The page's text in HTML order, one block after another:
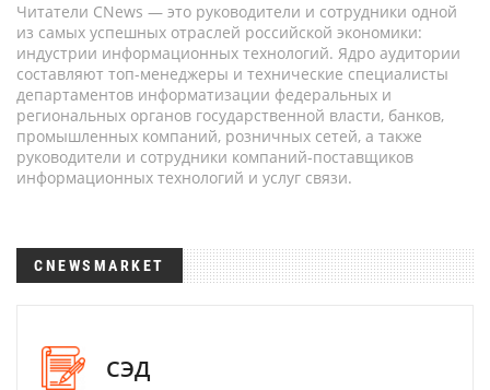
Читатели CNews — это руководители и сотрудники одной
из самых успешных отраслей российской экономики:
индустрии информационных технологий. Ядро аудитории
составляют топ-менеджеры и технические специалисты
департаментов информатизации федеральных и
региональных органов государственной власти, банков,
промышленных компаний, розничных сетей, а также
руководители и сотрудники компаний-поставщиков
информационных технологий и услуг связи.
CNEWSMARKET
СЭД